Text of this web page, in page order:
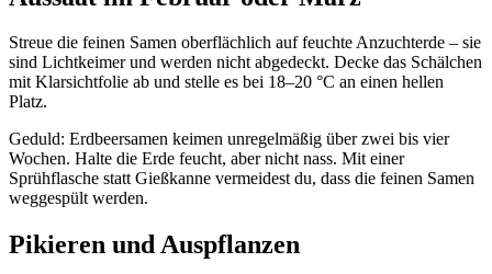
Streue die feinen Samen oberflächlich auf feuchte Anzuchterde – sie
sind Lichtkeimer und werden nicht abgedeckt. Decke das Schälchen
mit Klarsichtfolie ab und stelle es bei 18–20 °C an einen hellen
Platz.
Geduld: Erdbeersamen keimen unregelmäßig über zwei bis vier
Wochen. Halte die Erde feucht, aber nicht nass. Mit einer
Sprühflasche statt Gießkanne vermeidest du, dass die feinen Samen
weggespült werden.
Pikieren und Auspflanzen